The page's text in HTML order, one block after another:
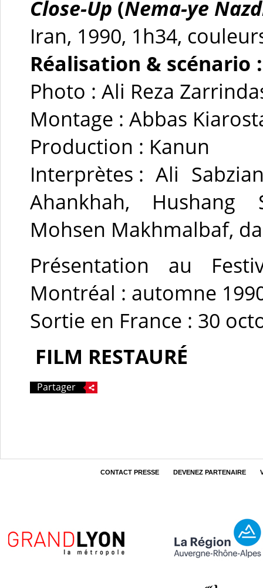
Close-Up (Nema-ye
Iran, 1990, 1h34,
Réalisation & scénario :
Photo : Ali Reza
Montage : Abbas
Production : Kanun
Interprètes : Ali
Ahankhah, Hushang
Mohsen Makhmalbaf,
Présentation au
Montréal : automne
Sortie en France : 30
FILM RESTAURÉ
Partager
CONTACT PRESSE DEVENEZ PARTENAIRE